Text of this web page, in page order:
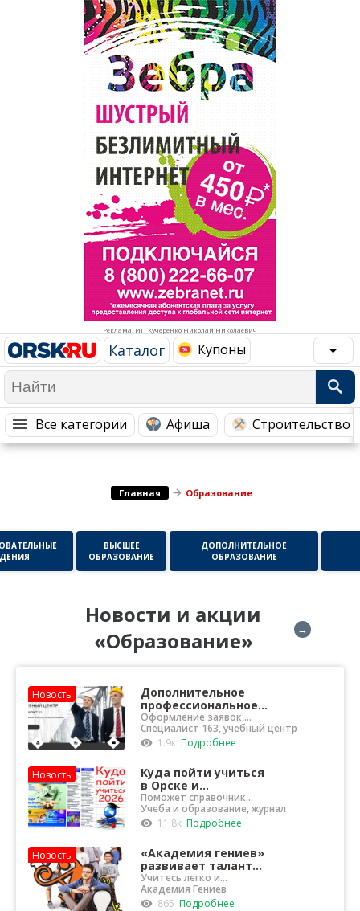
Реклама. ИП Кучеренко Николай Николаевич
Каталог Купоны
Все категории Афиша Строительство
Рестораны, кафе, бары
Развлечения и отдых
Спорт Фитнес
Недвижимость
Красота Косметология
Медицина Здоровье
Гостиницы
Бытовые услуги
Торговля
Бизнес и финансы
Юристы, Экспертиза, Страхование
Ремонт
Социальные организации
Это интересно
Администрация
Промышленность
Городское хозяйство
Популярное →
Главная Образование
ВЫСШЕЕ
ОБРАЗОВАНИЕ
ДОПОЛНИТЕЛЬНОЕ
ОБРАЗОВАНИЕ
Новости и акции
«Образование»
→
Новость
Дополнительное
профессиональное
образование и
повышение
квалификации в
Оформление заявок,
выдача удостоверений и
протоколов
осуществляется в Орске
Специалист 163, учебный центр
1.9к Подробнее
Новость
Куда пойти учиться
в Орске и
Новотроицке?
Поможет справочник
учебных заведений
Учеба и образование, журнал
11.8к Подробнее
Новость
«Академия гениев»
развивает таланты
с удовольствием!
Учитесь легко и
эффективно, учитесь для
реальных достижений
Академия Гениев
865 Подробнее